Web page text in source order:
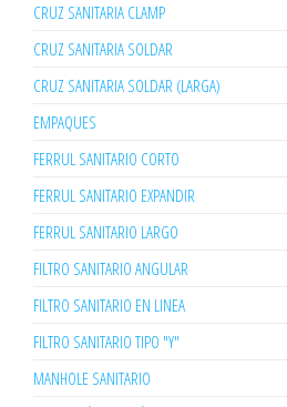
CRUZ SANITARIA CLAMP
CRUZ SANITARIA SOLDAR
CRUZ SANITARIA SOLDAR (LARGA)
EMPAQUES
FERRUL SANITARIO CORTO
FERRUL SANITARIO EXPANDIR
FERRUL SANITARIO LARGO
FILTRO SANITARIO ANGULAR
FILTRO SANITARIO EN LINEA
FILTRO SANITARIO TIPO "Y"
MANHOLE SANITARIO